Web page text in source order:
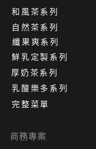
商務專案
乳酸樂多系列
厚奶茶系列
鮮乳定製系列
纖果爽系列
自然茶系列
和風茶系列
完整菜單